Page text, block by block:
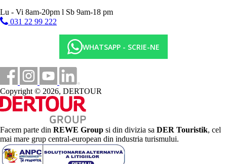
Lu - Vi 8am-20pm l Sb 9am-18 pm
031 22 99 222
WHATSAPP - SCRIE-NE
Copyright © 2026, DERTOUR
Facem parte din REWE Group si din divizia sa DER Touristik, cel
mai mare grup central-european din industria turismului.